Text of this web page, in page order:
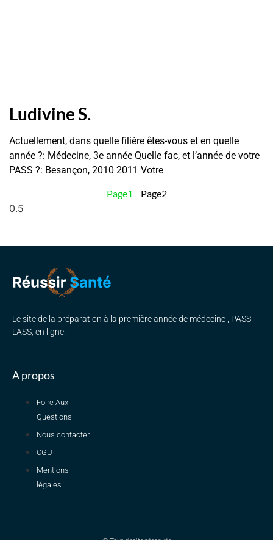
Ludivine S.
Actuellement, dans quelle filière êtes-vous et en quelle
année ?: Médecine, 3e année Quelle fac, et l’année de votre
PASS ?: Besançon, 2010 2011 Votre
Page1 Page2
Le site de la préparation à la première année de médecine , PASS,
LASS, en ligne.
A propos
Foire Aux
Questions
Nous contacter
CGU
Mentions
légales